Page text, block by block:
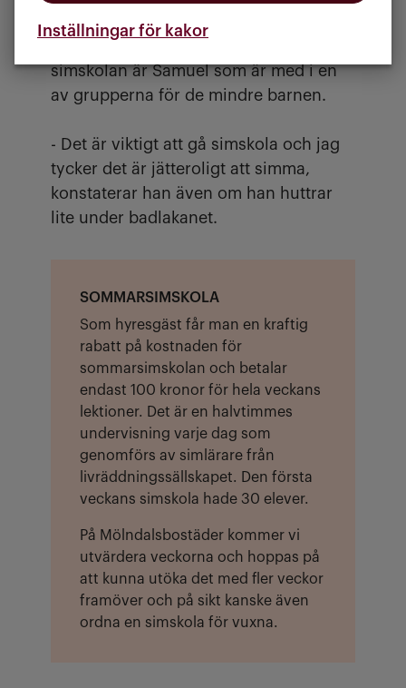
Inställningar för kakor
vara trygg i och omkring vattnet.
simskolan är Samuel som är med i en
av grupperna för de mindre barnen.
- Det är viktigt att gå simskola och jag
tycker det är jätteroligt att simma,
konstaterar han även om han huttrar
lite under badlakanet.
SOMMARSIMSKOLA
Som hyresgäst får man en kraftig
rabatt på kostnaden för
sommarsimskolan och betalar
endast 100 kronor för hela veckans
lektioner. Det är en halvtimmes
undervisning varje dag som
genomförs av simlärare från
livräddningssällskapet. Den första
veckans simskola hade 30 elever.
På Mölndalsbostäder kommer vi
utvärdera veckorna och hoppas på
att kunna utöka det med fler veckor
framöver och på sikt kanske även
ordna en simskola för vuxna.